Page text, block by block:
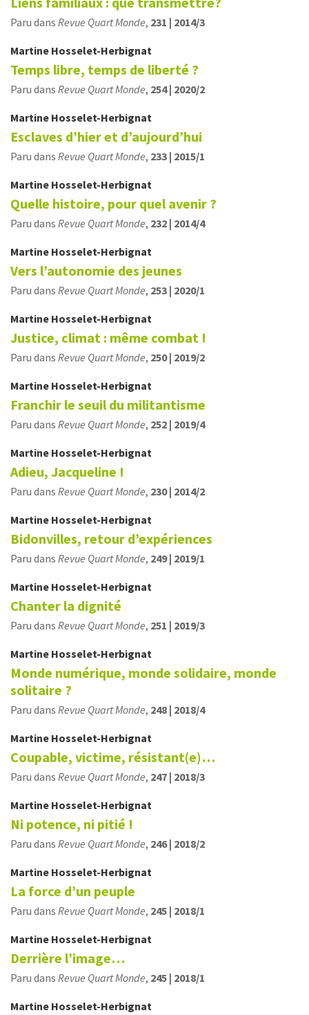
Paru dans Revue Quart Monde, 231 | 2014/3
Martine Hosselet-Herbignat
Temps libre, temps de liberté ?
Paru dans Revue Quart Monde, 254 | 2020/2
Martine Hosselet-Herbignat
Esclaves d’hier et d’aujourd’hui
Paru dans Revue Quart Monde, 233 | 2015/1
Martine Hosselet-Herbignat
Quelle histoire, pour quel avenir ?
Paru dans Revue Quart Monde, 232 | 2014/4
Martine Hosselet-Herbignat
Vers l’autonomie des jeunes
Paru dans Revue Quart Monde, 253 | 2020/1
Martine Hosselet-Herbignat
Justice, climat : même combat !
Paru dans Revue Quart Monde, 250 | 2019/2
Martine Hosselet-Herbignat
Franchir le seuil du militantisme
Paru dans Revue Quart Monde, 252 | 2019/4
Martine Hosselet-Herbignat
Adieu, Jacqueline !
Paru dans Revue Quart Monde, 230 | 2014/2
Martine Hosselet-Herbignat
Bidonvilles, retour d’expériences
Paru dans Revue Quart Monde, 249 | 2019/1
Martine Hosselet-Herbignat
Chanter la dignité
Paru dans Revue Quart Monde, 251 | 2019/3
Martine Hosselet-Herbignat
Monde numérique, monde solidaire, monde
solitaire ?
Paru dans Revue Quart Monde, 248 | 2018/4
Martine Hosselet-Herbignat
Coupable, victime, résistant(e)…
Paru dans Revue Quart Monde, 247 | 2018/3
Martine Hosselet-Herbignat
Ni potence, ni pitié !
Paru dans Revue Quart Monde, 246 | 2018/2
Martine Hosselet-Herbignat
La force d’un peuple
Paru dans Revue Quart Monde, 245 | 2018/1
Martine Hosselet-Herbignat
Derrière l’image…
Paru dans Revue Quart Monde, 245 | 2018/1
Martine Hosselet-Herbignat